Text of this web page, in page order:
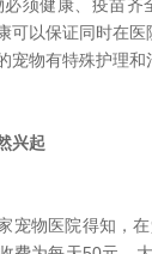
健康、疫苗齐
可以保证同时在
宠物有特殊护理
兴起
物医院得知，在